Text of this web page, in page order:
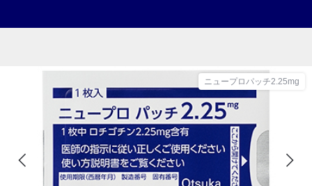
ニュープロパッチ2.25mg